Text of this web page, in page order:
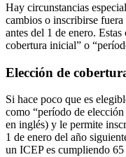
Hay circunstancias
cambios o inscribirse
antes del 1 de enero.
cobertura inicial” o
Elección de
Si hace poco que es
como “período de
en inglés) y le permite
1 de enero del año
un ICEP es cumpliendo 65